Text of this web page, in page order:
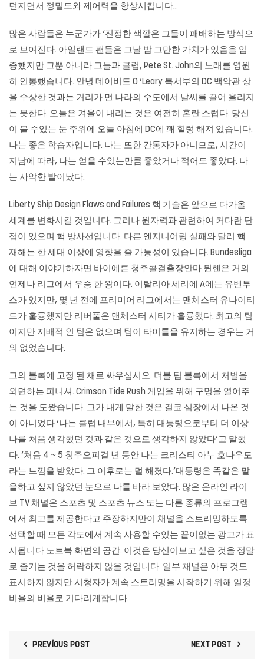
던지면서 정밀도와 제어력을 향상시킵니다..
많은 사람들은 누군가가 ‘진정한 색깔은 그들이 패배하는 방식으
로 보여진다. 아일랜드 팬들은 그날 밤 그만한 가치가 있음을 입
증했지만 그뿐 아니라 그들과 클럽, Pete St. John의 노래를 영원
히 인봉했습니다. 안녕 데이비드 O ‘Leary 북서부의 DC 백악관 상
을 수상한 것과는 거리가 먼 나라의 수도에서 날씨를 끌어 올리지
는 못한다. 오늘은 겨울이 내리는 것은 여전히 ​​혼란 스럽다. 당신
이 볼 수있는 눈 주위에 오늘 아침에 DC에 꽤 헐렁 해져 있습니다.
나는 좋은 학습자입니다. 나는 또한 간통자가 아니므로, 시간이
지남에 따라, 나는 얻을 수있는만큼 좋았거나 적어도 좋았다. 나
는 사악한 발이났다.
Liberty Ship Design Flaws and Failures 핵 기술은 앞으로 다가올
세계를 변화시킬 것입니다. 그러나 원자력과 관련하여 커다란 단
점이 있으며 핵 방사선입니다. 다른 엔지니어링 실패와 달리 핵
재해는 한 세대 이상에 영향을 줄 가능성이 있습니다. Bundesliga
에 대해 이야기하자면 바이에른 청주콜걸출장안마 뮌헨은 거의
언제나 리그에서 우승 한 왕이다. 이탈리아 세리에 A에는 유벤투
스가 있지만, 몇 년 전에 프리미어 리그에서는 맨체스터 유나이티
드가 훌륭했지만 리버풀은 맨체스터 시티가 훌륭했다. 최고의 팀
이지만 지배적 인 팀은 없으며 팀이 타이틀을 유지하는 경우는 거
의 없었습니다.
그의 블록에 고정 된 채로 싸우십시오. 더블 팀 블록에서 처벌을
외면하는 피니셔. Crimson Tide Rush 게임을 위해 구멍을 열어주
는 것을 도왔습니다. 그가 내게 말한 것은 결코 심장에서 나온 것
이 아니었다 ‘나는 클럽 내부에서, 특히 대통령으로부터 더 이상
나를 처음 생각했던 것과 같은 것으로 생각하지 않았다’고 말했
다. ‘처음 4 ~ 5 청주오피걸 년 동안 나는 크리스티 아누 호나우도
라는 느낌을 받았다. 그 이후로는 덜 해졌다.’대통령은 똑같은 말
을하고 싶지 않았던 눈으로 나를 바라 보았다. 많은 온라인 라이
브 TV 채널은 스포츠 및 스포츠 뉴스 또는 다른 종류의 프로그램
에서 최고를 제공한다고 주장하지만이 채널을 스트리밍하도록
선택할 때 모든 각도에서 계속 사용할 수있는 끝이없는 광고가 표
시됩니다 노트북 화면의 공간. 이것은 당신이보고 싶은 것을 정말
로 즐기는 것을 허락하지 않을 것입니다. 일부 채널은 아무 것도
표시하지 않지만 시청자가 계속 스트리밍을 시작하기 위해 일정
비율의 비율로 기다리게합니다.
PREVIOUS POST NEXT POST